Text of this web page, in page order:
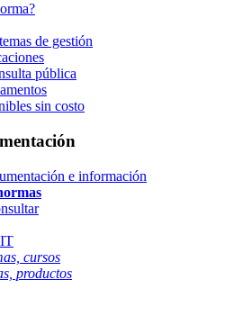
de gestión
pública
sin costo
e información
cursos
productos